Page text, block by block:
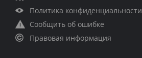
Политика конфиденциальности
Сообщить об ошибке
Правовая информация